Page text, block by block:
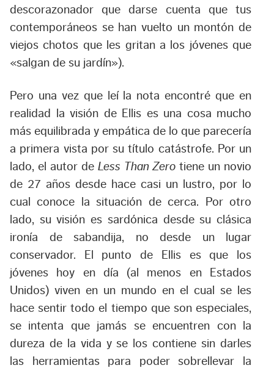
descorazonador que darse cuenta que tus
contemporáneos se han vuelto un montón de
viejos chotos que les gritan a los jóvenes que
«salgan de su jardín»).
Pero una vez que leí la nota encontré que en
realidad la visión de Ellis es una cosa mucho
más equilibrada y empática de lo que parecería
a primera vista por su título catástrofe. Por un
lado, el autor deLess Than Zerotiene un novio
de 27 años desde hace casi un lustro, por lo
cual conoce la situación de cerca. Por otro
lado, su visión es sardónica desde su clásica
ironía de sabandija, no desde un lugar
conservador. El punto de Ellis es que los
jóvenes hoy en día (al menos en Estados
Unidos) viven en un mundo en el cual se les
hace sentir todo el tiempo que son especiales,
se intenta que jamás se encuentren con la
dureza de la vida y se los contiene sin darles
las herramientas para poder sobrellevar la